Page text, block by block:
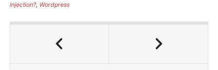
Injection?, Wordpress